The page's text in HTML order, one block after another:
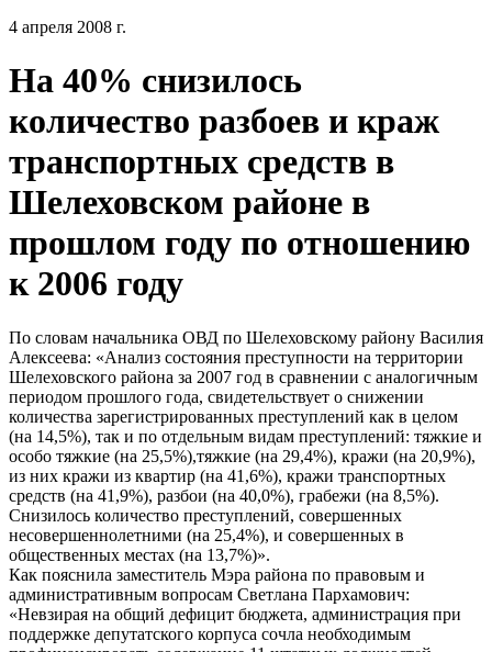
4 апреля 2008 г.
На 40% снизилось
количество разбоев и краж
транспортных средств в
Шелеховском районе в
прошлом году по отношению
к 2006 году
По словам начальника ОВД по Шелеховскому району Василия
Алексеева: «Анализ состояния преступности на территории
Шелеховского района за 2007 год в сравнении с аналогичным
периодом прошлого года, свидетельствует о снижении
количества зарегистрированных преступлений как в целом
(на 14,5%), так и по отдельным видам преступлений: тяжкие и
особо тяжкие (на 25,5%),тяжкие (на 29,4%), кражи (на 20,9%),
из них кражи из квартир (на 41,6%), кражи транспортных
средств (на 41,9%), разбои (на 40,0%), грабежи (на 8,5%).
Снизилось количество преступлений, совершенных
несовершеннолетними (на 25,4%), и совершенных в
общественных местах (на 13,7%)».
Как пояснила заместитель Мэра района по правовым и
административным вопросам Светлана Пархамович:
«Невзирая на общий дефицит бюджета, администрация при
поддержке депутатского корпуса сочла необходимым